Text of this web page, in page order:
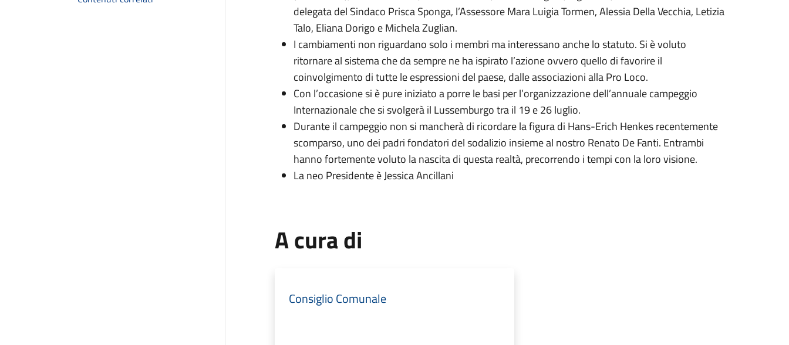
delegata del Sindaco Prisca Sponga, l’Assessore Mara Luigia Tormen, Alessia Della Vecchia, Letizia
Talo, Eliana Dorigo e Michela Zuglian.
I cambiamenti non riguardano solo i membri ma interessano anche lo statuto. Si è voluto
ritornare al sistema che da sempre ne ha ispirato l’azione ovvero quello di favorire il
coinvolgimento di tutte le espressioni del paese, dalle associazioni alla Pro Loco.
Con l’occasione si è pure iniziato a porre le basi per l’organizzazione dell’annuale campeggio
Internazionale che si svolgerà il Lussemburgo tra il 19 e 26 luglio.
Durante il campeggio non si mancherà di ricordare la figura di Hans-Erich Henkes recentemente
scomparso, uno dei padri fondatori del sodalizio insieme al nostro Renato De Fanti. Entrambi
hanno fortemente voluto la nascita di questa realtà, precorrendo i tempi con la loro visione.
La neo Presidente è Jessica Ancillani
A cura di
Consiglio Comunale